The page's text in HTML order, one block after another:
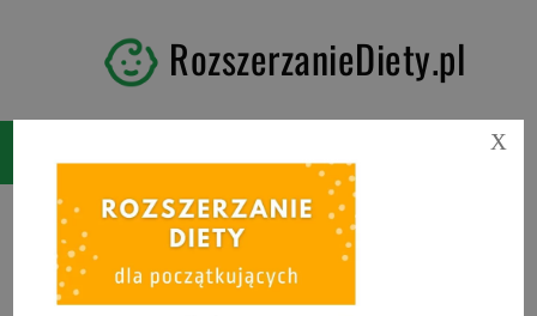
RozszerzanieDiety.pl
Tag:muffinki jajeczne dla
X